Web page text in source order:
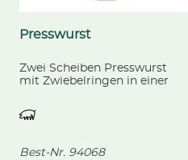
Presswurst
Zwei Scheiben Presswurst
mit Zwiebelringen in einer
Best-Nr. 94068